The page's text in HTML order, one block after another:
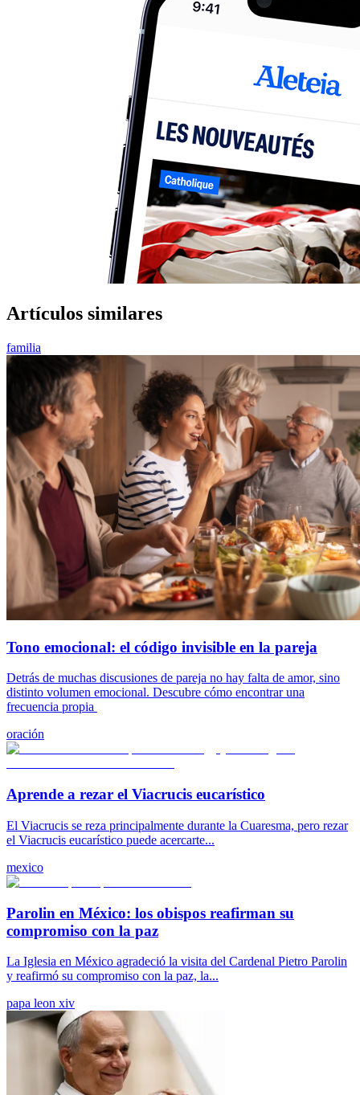
Artículos similares
familia
Tono emocional: el código invisible en la pareja
Detrás de muchas discusiones de pareja no hay falta de amor, sino
distinto volumen emocional. Descubre cómo encontrar una
frecuencia propia
oración
Aprende a rezar el Viacrucis eucarístico
El Viacrucis se reza principalmente durante la Cuaresma, pero rezar
el Viacrucis eucarístico puede acercarte...
mexico
Parolin en México: los obispos reafirman su
compromiso con la paz
La Iglesia en México agradeció la visita del Cardenal Pietro Parolin
y reafirmó su compromiso con la paz, la...
papa leon xiv